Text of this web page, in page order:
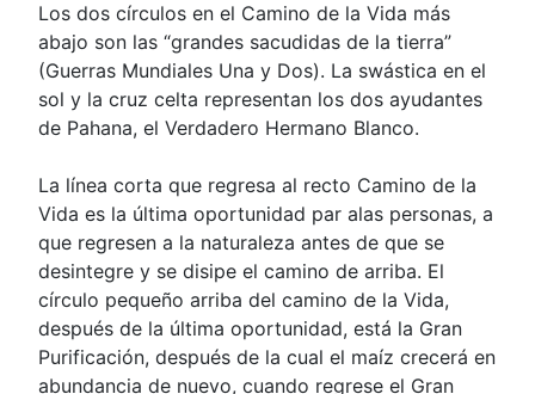
Los dos círculos en el Camino de la Vida más
abajo son las “grandes sacudidas de la tierra”
(Guerras Mundiales Una y Dos). La swástica en el
sol y la cruz celta representan los dos ayudantes
de Pahana, el Verdadero Hermano Blanco.
La línea corta que regresa al recto Camino de la
Vida es la última oportunidad par alas personas, a
que regresen a la naturaleza antes de que se
desintegre y se disipe el camino de arriba. El
círculo pequeño arriba del camino de la Vida,
después de la última oportunidad, está la Gran
Purificación, después de la cual el maíz crecerá en
abundancia de nuevo, cuando regrese el Gran